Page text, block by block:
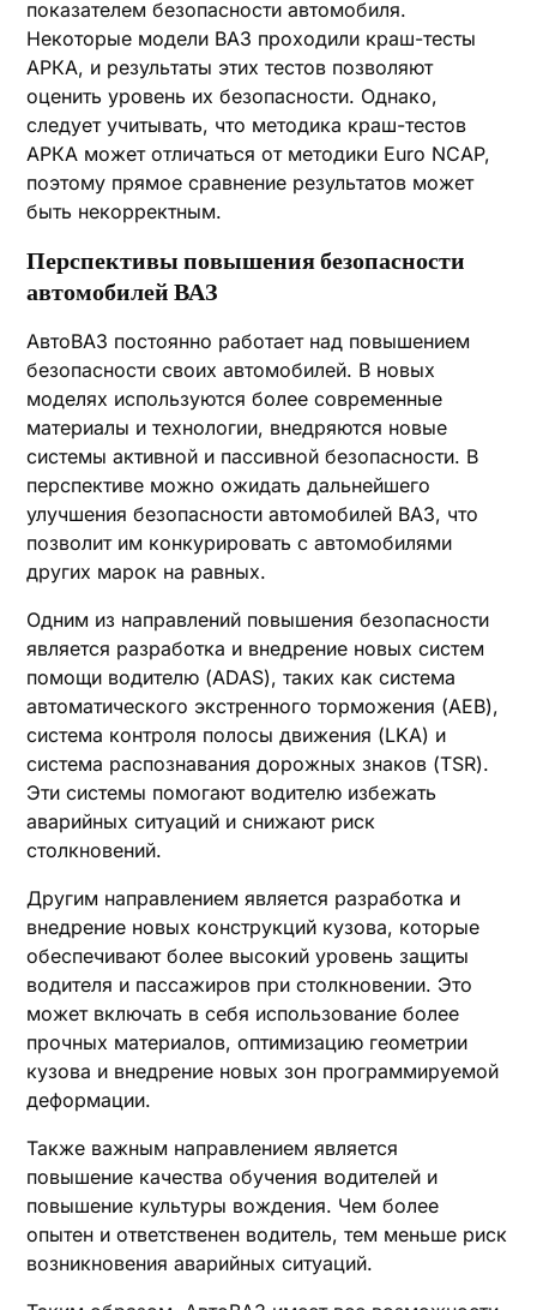
показателем безопасности автомобиля.
Некоторые модели ВАЗ проходили краш-тесты
АРКА, и результаты этих тестов позволяют
оценить уровень их безопасности. Однако,
следует учитывать, что методика краш-тестов
АРКА может отличаться от методики Euro NCAP,
поэтому прямое сравнение результатов может
быть некорректным.
Перспективы повышения безопасности
автомобилей ВАЗ
АвтоВАЗ постоянно работает над повышением
безопасности своих автомобилей. В новых
моделях используются более современные
материалы и технологии, внедряются новые
системы активной и пассивной безопасности. В
перспективе можно ожидать дальнейшего
улучшения безопасности автомобилей ВАЗ, что
позволит им конкурировать с автомобилями
других марок на равных.
Одним из направлений повышения безопасности
является разработка и внедрение новых систем
помощи водителю (ADAS), таких как система
автоматического экстренного торможения (AEB),
система контроля полосы движения (LKA) и
система распознавания дорожных знаков (TSR).
Эти системы помогают водителю избежать
аварийных ситуаций и снижают риск
столкновений.
Другим направлением является разработка и
внедрение новых конструкций кузова, которые
обеспечивают более высокий уровень защиты
водителя и пассажиров при столкновении. Это
может включать в себя использование более
прочных материалов, оптимизацию геометрии
кузова и внедрение новых зон программируемой
деформации.
Также важным направлением является
повышение качества обучения водителей и
повышение культуры вождения. Чем более
опытен и ответственен водитель, тем меньше риск
возникновения аварийных ситуаций.